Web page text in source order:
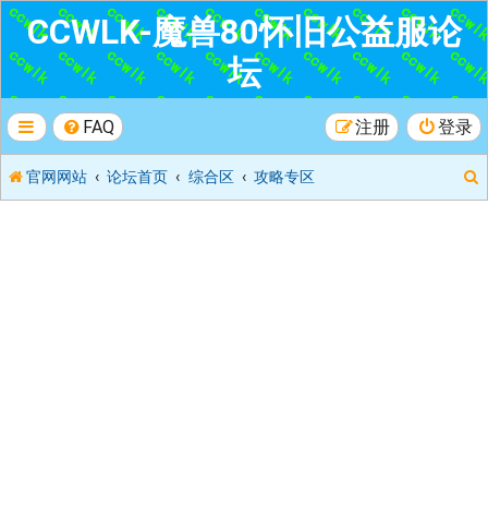
CCWLK-魔兽80怀旧公益服论
坛
FAQ 登录
注册
官网网站 论坛首页 综合区 攻略专区